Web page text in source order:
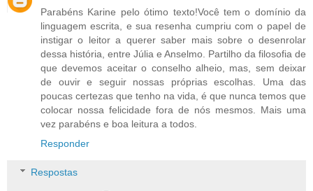
Parabéns Karine pelo ótimo texto!Você tem o domínio da
linguagem escrita, e sua resenha cumpriu com o papel de
instigar o leitor a querer saber mais sobre o desenrolar
dessa história, entre Júlia e Anselmo. Partilho da filosofia de
que devemos aceitar o conselho alheio, mas, sem deixar
de ouvir e seguir nossas próprias escolhas. Uma das
poucas certezas que tenho na vida, é que nunca temos que
colocar nossa felicidade fora de nós mesmos. Mais uma
vez parabéns e boa leitura a todos.
Responder
Respostas